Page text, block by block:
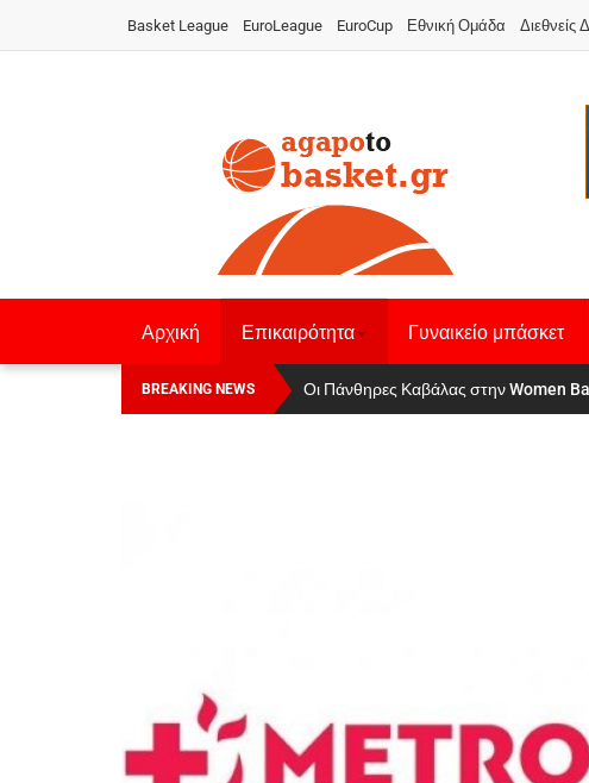
Basket League EuroLeague EuroCup Εθνική Ομάδα Διεθνείς
Αρχική Επικαιρότητα Γυναικείο μπάσκετ
BREAKING NEWS Οι Πάνθηρες Καβάλας στην Women
Αναχώρησε για τα Γιάννενα η Εθνική